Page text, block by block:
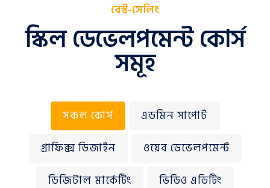
বেস্ট-সেলিং
স্কিল ডেভেলপমেন্ট কোর্স
সমূহ
সকল কোর্স
এডমিন সাপোর্ট
গ্রাফিক্স ডিজাইন
ওয়েব ডেভেলপমেন্ট
ডিজিটাল মার্কেটিং
ভিডিও এডিটিং